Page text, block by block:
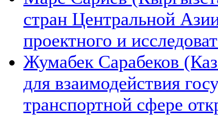
стран Центральной
проектного и
Жумабек Сарабеков
для взаимодействия
транспортной сфере